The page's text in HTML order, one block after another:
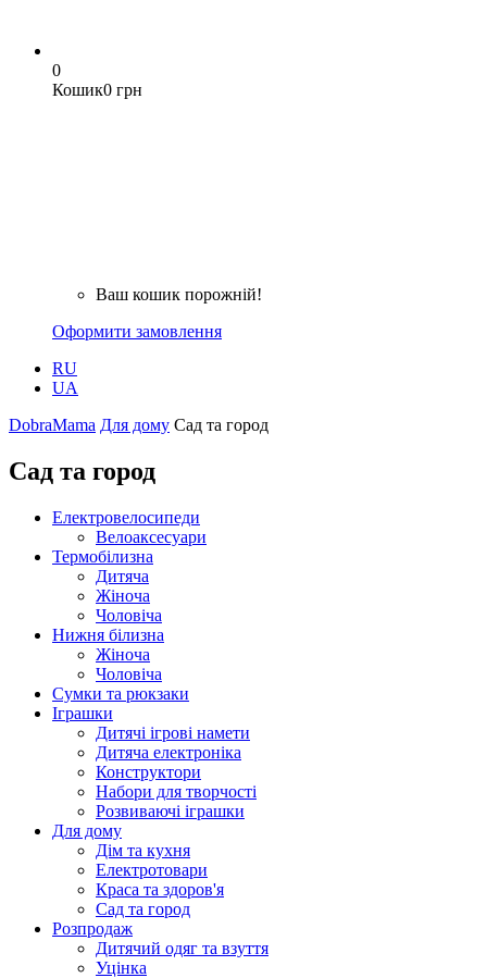
0
Кошик0 грн
Ваш кошик порожній!
Оформити замовлення
RU
UA
DobraMama Для дому Сад та город
Сад та город
Електровелосипеди
Велоаксесуари
Термобілизна
Дитяча
Жіноча
Чоловіча
Нижня білизна
Жіноча
Чоловіча
Сумки та рюкзаки
Іграшки
Дитячі ігрові намети
Дитяча електроніка
Конструктори
Набори для творчості
Розвиваючі іграшки
Для дому
Дім та кухня
Електротовари
Краса та здоров'я
Сад та город
Розпродаж
Дитячий одяг та взуття
Уцінка